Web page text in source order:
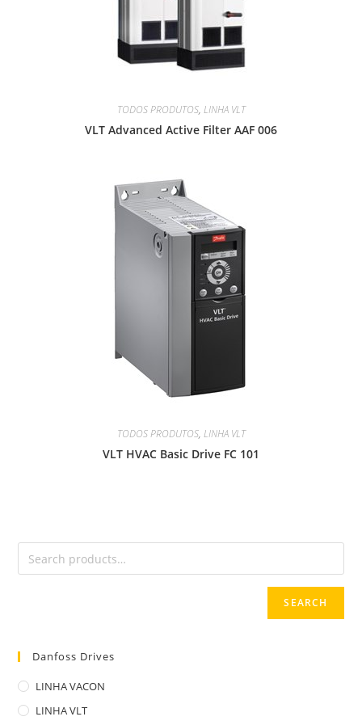
TODOS PRODUTOS, LINHA VLT
VLT Advanced Active Filter AAF 006
TODOS PRODUTOS, LINHA VLT
VLT HVAC Basic Drive FC 101
SEARCH
Danfoss Drives
LINHA VACON
LINHA VLT